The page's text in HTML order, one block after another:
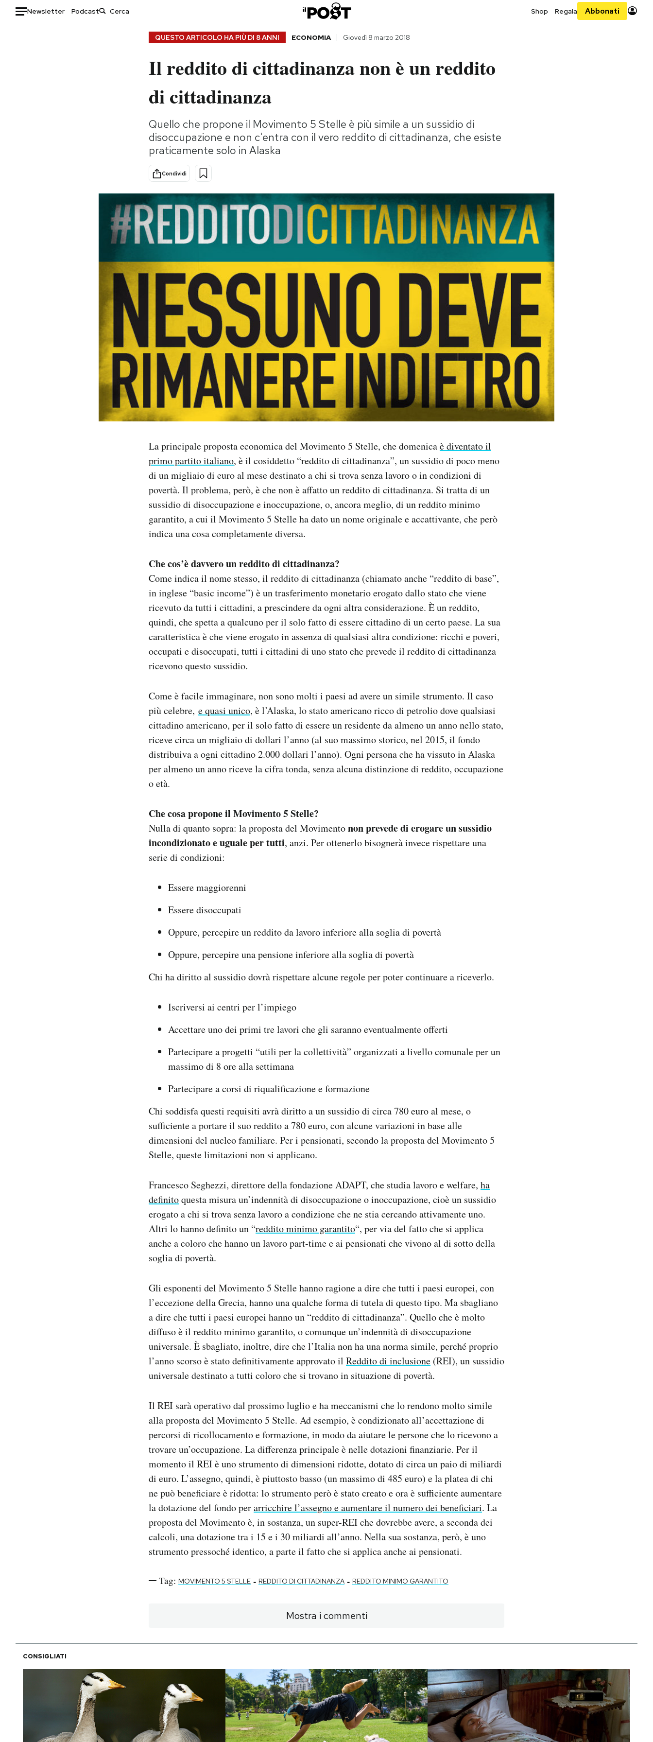
Newsletter Podcast Shop Regala Abbonati
Storie/Idee
Ok Boomer!
Altrecose
Mondiali calcio 2026
QUESTO ARTICOLO HA PIÙ DI 8 ANNI ECONOMIA Giovedì 8 marzo 2018
Il reddito di cittadinanza non è un reddito
di cittadinanza
Quello che propone il Movimento 5 Stelle è più simile a un sussidio di
disoccupazione e non c'entra con il vero reddito di cittadinanza, che esiste
praticamente solo in Alaska
Condividi
La principale proposta economica del Movimento 5 Stelle, che domenicaè diventato il
primo partito italiano, è il cosiddetto “reddito di cittadinanza”, un sussidio di poco meno
di un migliaio di euro al mese destinato a chi si trova senza lavoro o in condizioni di
povertà. Il problema, però, è che non è affatto un reddito di cittadinanza. Si tratta di un
sussidio di disoccupazione e inoccupazione, o, ancora meglio, di un reddito minimo
garantito, a cui il Movimento 5 Stelle ha dato un nome originale e accattivante, che però
indica una cosa completamente diversa.
Che cos’è davvero un reddito di cittadinanza?
Come indica il nome stesso, il reddito di cittadinanza (chiamato anche “reddito di base”,
in inglese “basic income”) è un trasferimento monetario erogato dallo stato che viene
ricevuto da tutti i cittadini, a prescindere da ogni altra considerazione. È un reddito,
quindi, che spetta a qualcuno per il solo fatto di essere cittadino di un certo paese. La sua
caratteristica è che viene erogato in assenza di qualsiasi altra condizione: ricchi e poveri,
occupati e disoccupati, tutti i cittadini di uno stato che prevede il reddito di cittadinanza
ricevono questo sussidio.
Come è facile immaginare, non sono molti i paesi ad avere un simile strumento. Il caso
più celebre, e quasi unico, è l’Alaska, lo stato americano ricco di petrolio dove qualsiasi
cittadino americano, per il solo fatto di essere un residente da almeno un anno nello stato,
riceve circa un migliaio di dollari l’anno (al suo massimo storico, nel 2015, il fondo
distribuiva a ogni cittadino 2.000 dollari l’anno). Ogni persona che ha vissuto in Alaska
per almeno un anno riceve la cifra tonda, senza alcuna distinzione di reddito, occupazione
o età.
Che cosa propone il Movimento 5 Stelle?
Nulla di quanto sopra: la proposta del Movimentonon prevede di erogare un sussidio
incondizionato e uguale per tutti, anzi. Per ottenerlo bisognerà invece rispettare una
serie di condizioni:
Essere maggiorenni
Essere disoccupati
Oppure, percepire un reddito da lavoro inferiore alla soglia di povertà
Oppure, percepire una pensione inferiore alla soglia di povertà
Chi ha diritto al sussidio dovrà rispettare alcune regole per poter continuare a riceverlo.
Iscriversi ai centri per l’impiego
Accettare uno dei primi tre lavori che gli saranno eventualmente offerti
Partecipare a progetti “utili per la collettività” organizzati a livello comunale per un
massimo di 8 ore alla settimana
Partecipare a corsi di riqualificazione e formazione
Chi soddisfa questi requisiti avrà diritto a un sussidio di circa 780 euro al mese, o
sufficiente a portare il suo reddito a 780 euro, con alcune variazioni in base alle
dimensioni del nucleo familiare. Per i pensionati, secondo la proposta del Movimento 5
Stelle, queste limitazioni non si applicano.
Francesco Seghezzi, direttore della fondazione ADAPT, che studia lavoro e welfare, ha
definitoquesta misura un’indennità di disoccupazione o inoccupazione, cioè un sussidio
erogato a chi si trova senza lavoro a condizione che ne stia cercando attivamente uno.
Altri lo hanno definito un “reddito minimo garantito“, per via del fatto che si applica
anche a coloro che hanno un lavoro part-time e ai pensionati che vivono al di sotto della
soglia di povertà.
Gli esponenti del Movimento 5 Stelle hanno ragione a dire che tutti i paesi europei, con
l’eccezione della Grecia, hanno una qualche forma di tutela di questo tipo. Ma sbagliano
a dire che tutti i paesi europei hanno un “reddito di cittadinanza”. Quello che è molto
diffuso è il reddito minimo garantito, o comunque un’indennità di disoccupazione
universale. È sbagliato, inoltre, dire che l’Italia non ha una norma simile, perché proprio
l’anno scorso è stato definitivamente approvato il Reddito di inclusione (REI), un sussidio
universale destinato a tutti coloro che si trovano in situazione di povertà.
Il REI sarà operativo dal prossimo luglio e ha meccanismi che lo rendono molto simile
alla proposta del Movimento 5 Stelle. Ad esempio, è condizionato all’accettazione di
percorsi di ricollocamento e formazione, in modo da aiutare le persone che lo ricevono a
trovare un’occupazione. La differenza principale è nelle dotazioni finanziarie. Per il
momento il REI è uno strumento di dimensioni ridotte, dotato di circa un paio di miliardi
di euro. L’assegno, quindi, è piuttosto basso (un massimo di 485 euro) e la platea di chi
ne può beneficiare è ridotta: lo strumento però è stato creato e ora è sufficiente aumentare
la dotazione del fondo perarricchire l’assegno e aumentare il numero dei beneficiari. La
proposta del Movimento è, in sostanza, un super-REI che dovrebbe avere, a seconda dei
calcoli, una dotazione tra i 15 e i 30 miliardi all’anno. Nella sua sostanza, però, è uno
strumento pressoché identico, a parte il fatto che si applica anche ai pensionati.
Tag: MOVIMENTO 5 STELLE - REDDITO DI CITTADINANZA - REDDITO MINIMO GARANTITO
Mostra i commenti
CONSIGLIATI